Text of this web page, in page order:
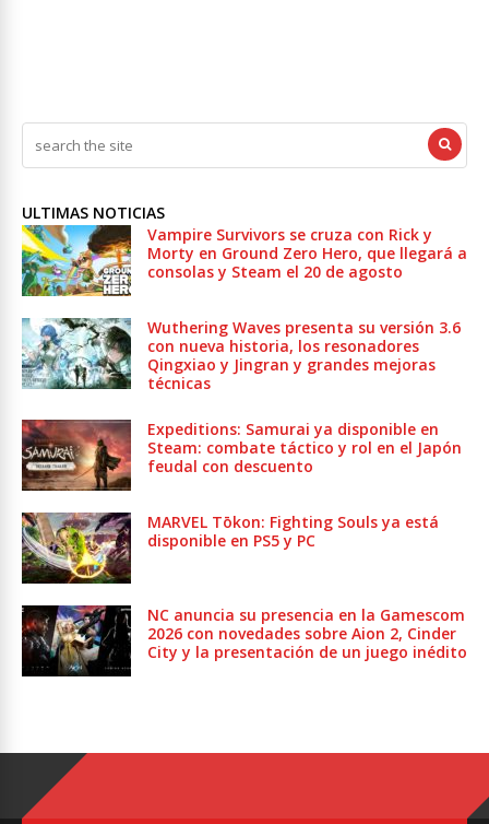
ULTIMAS NOTICIAS
Vampire Survivors se cruza con Rick y
Morty en Ground Zero Hero, que llegará a
consolas y Steam el 20 de agosto
Wuthering Waves presenta su versión 3.6
con nueva historia, los resonadores
Qingxiao y Jingran y grandes mejoras
técnicas
Expeditions: Samurai ya disponible en
Steam: combate táctico y rol en el Japón
feudal con descuento
MARVEL Tōkon: Fighting Souls ya está
disponible en PS5 y PC
NC anuncia su presencia en la Gamescom
2026 con novedades sobre Aion 2, Cinder
City y la presentación de un juego inédito